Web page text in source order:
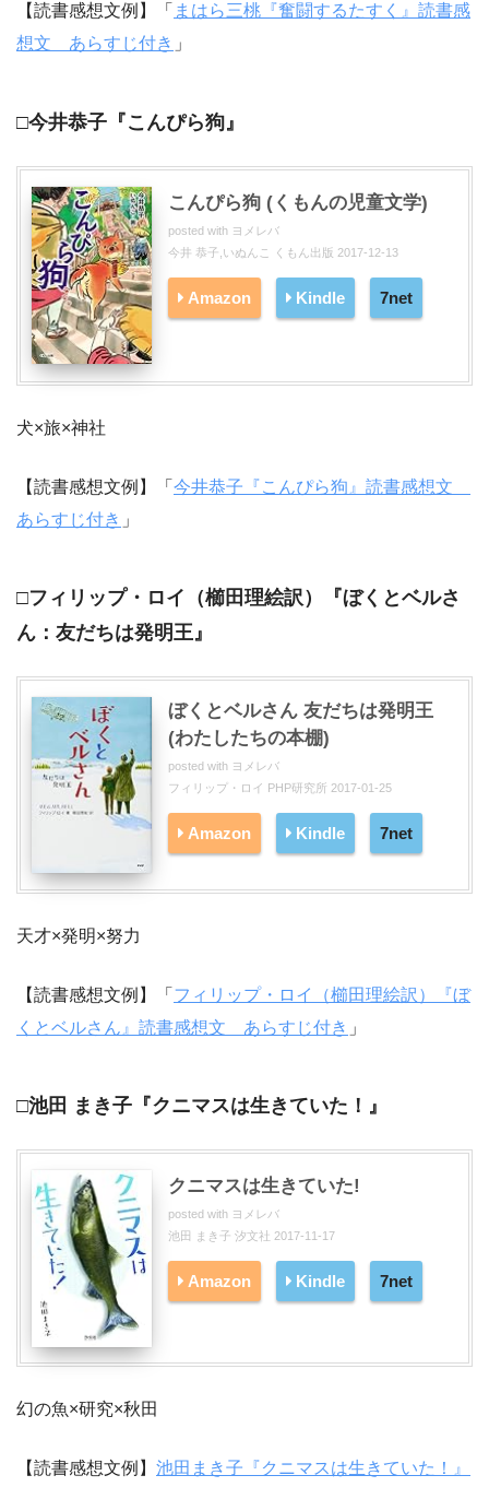
【読書感想文例】「 まはら三桃『奮闘するたすく』読書感
想文 あらすじ付き 」
□今井恭子『こんぴら狗』
こんぴら狗 (くもんの児童文学)
posted with ヨメレバ
今井 恭子,いぬんこ くもん出版 2017-12-13
Amazon Kindle 7net
犬×旅×神社
【読書感想文例】「 今井恭子『こんぴら狗』読書感想文
あらすじ付き 」
□フィリップ・ロイ（櫛田理絵訳）『ぼくとベルさ
ん：友だちは発明王』
ぼくとベルさん 友だちは発明王
(わたしたちの本棚)
posted with ヨメレバ
フィリップ・ロイ PHP研究所 2017-01-25
Amazon Kindle 7net
天才×発明×努力
【読書感想文例】「 フィリップ・ロイ（櫛田理絵訳）『ぼ
くとベルさん』読書感想文 あらすじ付き 」
□池田 まき子『クニマスは生きていた！』
クニマスは生きていた!
posted with ヨメレバ
池田 まき子 汐文社 2017-11-17
Amazon Kindle 7net
幻の魚×研究×秋田
【読書感想文例】 池田まき子『クニマスは生きていた！』